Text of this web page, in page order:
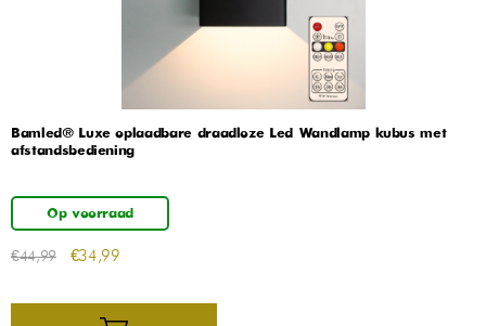
Bamled® Luxe oplaadbare draadloze Led Wandlamp kubus met
afstandsbediening
Op voorraad
€44,99 €34,99